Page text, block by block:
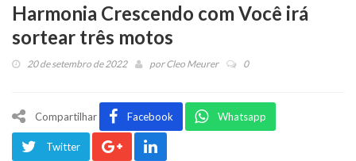
Harmonia Crescendo com Você irá
sortear três motos
20 de setembro de 2022 porCleo Meurer 0
Compartilhar Facebook Whatsapp
Twitter